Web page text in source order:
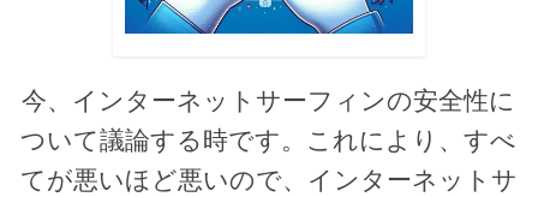
今、インターネットサーフィンの安全性に
ついて議論する時です。これにより、すべ
てが悪いほど悪いので、インターネットサ